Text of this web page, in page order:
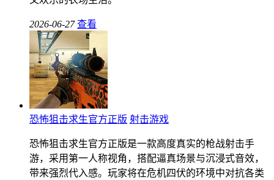
2026-06-27 查看
恐怖狙击求生官方正版 射击游戏
恐怖狙击求生官方正版是一款高度真实的枪战射击手
游，采用第一人称视角，搭配逼真场景与沉浸式音效，
带来强烈代入感。玩家将在危机四伏的环境中对抗各类